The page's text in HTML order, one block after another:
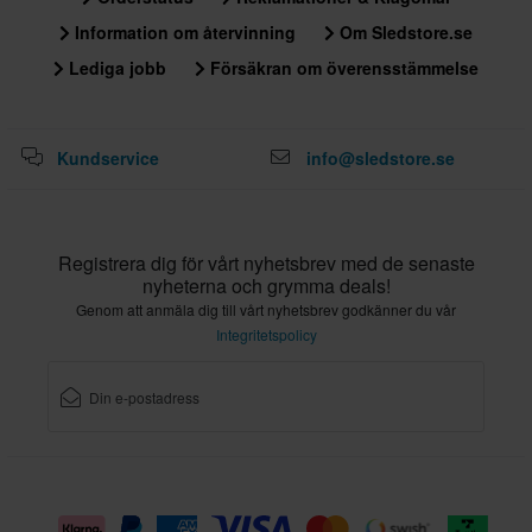
Information om återvinning
Om Sledstore.se
Lediga jobb
Försäkran om överensstämmelse
Kundservice info@sledstore.se
Registrera dig för vårt nyhetsbrev med de senaste
nyheterna och grymma deals!
Genom att anmäla dig till vårt nyhetsbrev godkänner du vår
Integritetspolicy